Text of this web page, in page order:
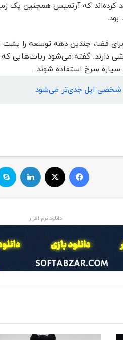
کرده‌اند که آرتمیس همچنین یک
فضا، چندین دهه توسعه را
دارند. گفته می‌شود ربات‌هایی
سرخ استفاده شوند.
شخصی اپل جدی‌تر می‌شود
ایکس
دانلود نرم افزار